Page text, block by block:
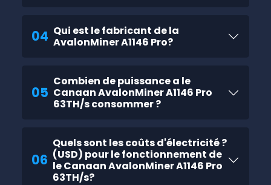
04 Qui est le fabricant de la
AvalonMiner A1146 Pro?
05
Combien de puissance a le
Canaan AvalonMiner A1146 Pro
63TH/s consommer ?
06
Quels sont les coûts d'électricité ?
(USD) pour le fonctionnement de
le Canaan AvalonMiner A1146 Pro
63TH/s?